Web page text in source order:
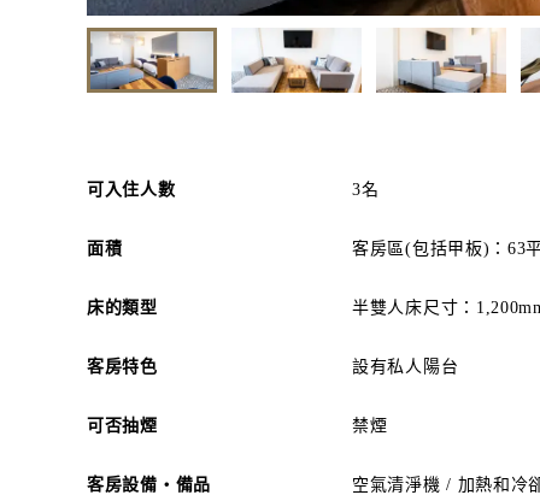
可入住人數 3名
面積 客房區(包括甲板)：63
床的類型 半雙人床尺寸：
客房特色 設有私人陽台
可否抽煙 禁煙
客房設備・備品
空氣清淨機 / 加熱和冷